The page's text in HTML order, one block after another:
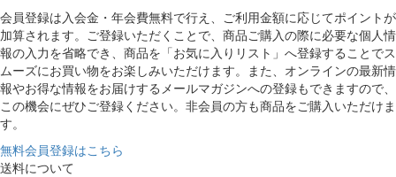
会員登録は入会金・年会費無料で行え、ご利用金額に応じてポイントが
加算されます。ご登録いただくことで、商品ご購入の際に必要な個人情
報の入力を省略でき、商品を「お気に入りリスト」へ登録することでス
ムーズにお買い物をお楽しみいただけます。また、オンラインの最新情
報やお得な情報をお届けするメールマガジンへの登録もできますので、
この機会にぜひご登録ください。非会員の方も商品をご購入いただけま
す。
無料会員登録はこちら
送料について